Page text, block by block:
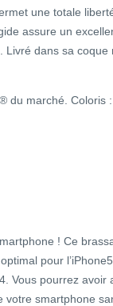
une totale
assure un
Livré dans sa coque
du marché. Coloris
! Ce
pour
Vous pourrez avoir
votre smartphone